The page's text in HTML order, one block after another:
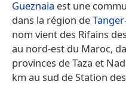
Gueznaia est une
dans la région de
nom vient des Rifains
au nord-est du Maroc,
provinces de Taza et
km au sud de Station